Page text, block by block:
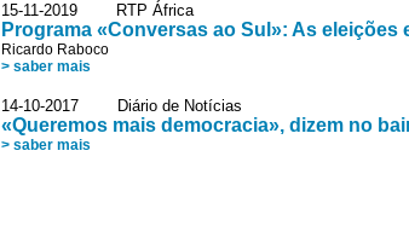
15-11-2019 RTP África
Programa «Conversas ao Sul»: As eleições
Ricardo Raboco
> saber mais
14-10-2017 Diário de Notícias
«Queremos mais democracia», dizem no
> saber mais